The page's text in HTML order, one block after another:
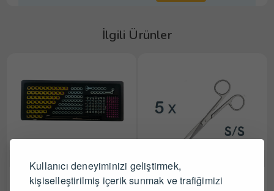
Kullanıcı deneyiminizi geliştirmek,
kişiselleştirilmiş içerik sunmak ve trafiğimizi
İlgili Ürünler
Mini-Midi Eko Ortopedi Seti
Cerrahi Makas 15 cm Sivri